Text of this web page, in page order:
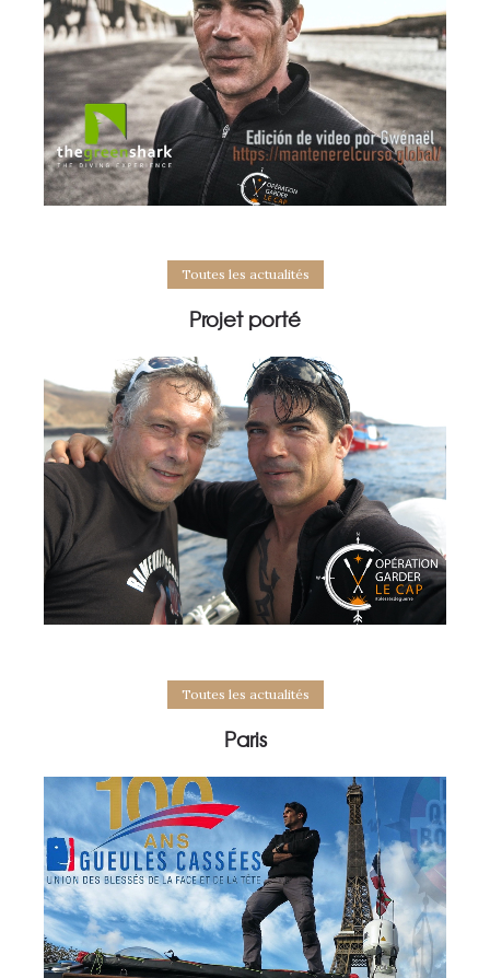
Toutes les actualités
Projet porté
Toutes les actualités
Paris